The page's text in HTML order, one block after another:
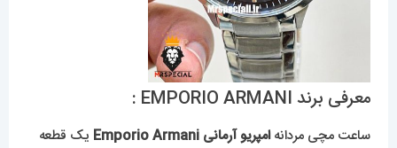
معرفی برند EMPORIO ARMANI :
ساعت مچی مردانهامپریو آرمانی Emporio Armani
یک قطعه